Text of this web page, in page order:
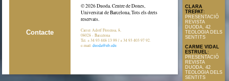
Contacte
© 2026 Duoda. Centre de Dones,
Universitat de Barcelona, Tots els drets
reservats.
Carrer Adolf Florensa, 8,
08028 - Barcelona
Tel. + 34 93 448 13 99 / + 34 93 403 97 92.
e-mail:duoda@ub.edu
CLARA
TREPAT:
PRESENTACIÓ
REVISTA
DUODA, 42
TEOLOGIA DELS
SENTITS
CARME VIDAL
ESTRUEL:
PRESENTACIÓ
REVISTA
DUODA, 42
TEOLOGIA DELS
SENTITS